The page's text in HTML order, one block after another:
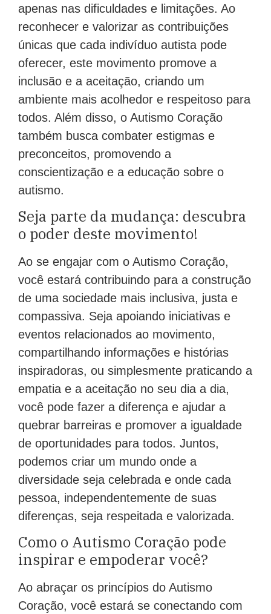
apenas nas dificuldades e limitações. Ao
reconhecer e valorizar as contribuições
únicas que cada indivíduo autista pode
oferecer, este movimento promove a
inclusão e a aceitação, criando um
ambiente mais acolhedor e respeitoso para
todos. Além disso, o Autismo Coração
também busca combater estigmas e
preconceitos, promovendo a
conscientização e a educação sobre o
autismo.
Seja parte da mudança: descubra
o poder deste movimento!
Ao se engajar com o Autismo Coração,
você estará contribuindo para a construção
de uma sociedade mais inclusiva, justa e
compassiva. Seja apoiando iniciativas e
eventos relacionados ao movimento,
compartilhando informações e histórias
inspiradoras, ou simplesmente praticando a
empatia e a aceitação no seu dia a dia,
você pode fazer a diferença e ajudar a
quebrar barreiras e promover a igualdade
de oportunidades para todos. Juntos,
podemos criar um mundo onde a
diversidade seja celebrada e onde cada
pessoa, independentemente de suas
diferenças, seja respeitada e valorizada.
Como o Autismo Coração pode
inspirar e empoderar você?
Ao abraçar os princípios do Autismo
Coração, você estará se conectando com